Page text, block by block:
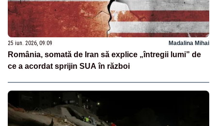
25 iun. 2026, 09:09 Madalina Mihai
România, somată de Iran să explice „întregii lumi” de
ce a acordat sprijin SUA în război